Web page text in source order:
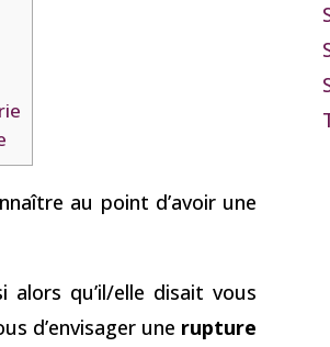
au point d’avoir une
alors qu’il/elle disait vous
d’envisager une rupture